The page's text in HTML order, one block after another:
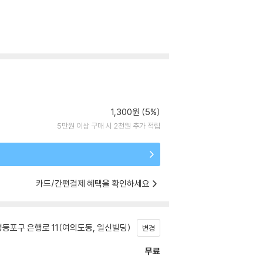
1,300원 (5%)
5만원 이상 구매 시 2천원 추가 적립
카드/간편결제 혜택을 확인하세요
포구 은행로 11(여의도동, 일신빌딩) 변경
무료